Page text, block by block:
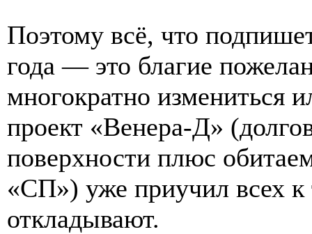
Поэтому всё, что
года — это благие
многократно измениться
проект «Венера-Д»
поверхности плюс
«СП») уже приучил всех к
откладывают.